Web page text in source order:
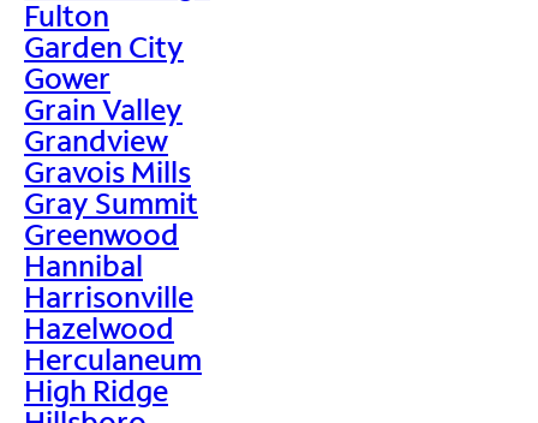
Fulton
Garden City
Gower
Grain Valley
Grandview
Gravois Mills
Gray Summit
Greenwood
Hannibal
Harrisonville
Hazelwood
Herculaneum
High Ridge